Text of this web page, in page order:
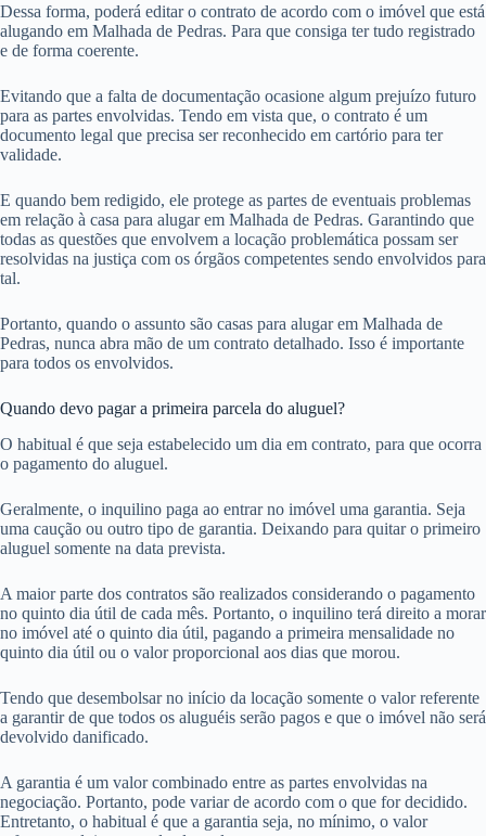
Dessa forma, poderá editar o contrato de acordo com o imóvel que está
alugando em Malhada de Pedras. Para que consiga ter tudo registrado
e de forma coerente.
Evitando que a falta de documentação ocasione algum prejuízo futuro
para as partes envolvidas. Tendo em vista que, o contrato é um
documento legal que precisa ser reconhecido em cartório para ter
validade.
E quando bem redigido, ele protege as partes de eventuais problemas
em relação à casa para alugar em Malhada de Pedras. Garantindo que
todas as questões que envolvem a locação problemática possam ser
resolvidas na justiça com os órgãos competentes sendo envolvidos para
tal.
Portanto, quando o assunto são casas para alugar em Malhada de
Pedras, nunca abra mão de um contrato detalhado. Isso é importante
para todos os envolvidos.
Quando devo pagar a primeira parcela do aluguel?
O habitual é que seja estabelecido um dia em contrato, para que ocorra
o pagamento do aluguel.
Geralmente, o inquilino paga ao entrar no imóvel uma garantia. Seja
uma caução ou outro tipo de garantia. Deixando para quitar o primeiro
aluguel somente na data prevista.
A maior parte dos contratos são realizados considerando o pagamento
no quinto dia útil de cada mês. Portanto, o inquilino terá direito a morar
no imóvel até o quinto dia útil, pagando a primeira mensalidade no
quinto dia útil ou o valor proporcional aos dias que morou.
Tendo que desembolsar no início da locação somente o valor referente
a garantir de que todos os aluguéis serão pagos e que o imóvel não será
devolvido danificado.
A garantia é um valor combinado entre as partes envolvidas na
negociação. Portanto, pode variar de acordo com o que for decidido.
Entretanto, o habitual é que a garantia seja, no mínimo, o valor